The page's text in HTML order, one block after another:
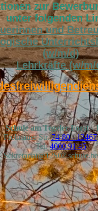
zur
unter folgenden
und
(w/m/d)
Lehrkräfte (w/m/
Schule am Tegeler Forst -
Frohnauer Str.74-80 - 13467
Tel:4000 91 45